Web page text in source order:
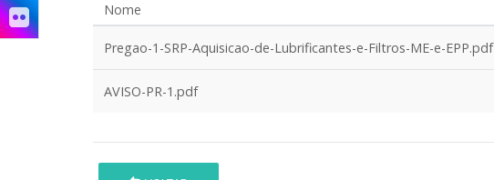
Nome
Pregao-1-SRP-Aquisicao-de-Lubrificantes-e-Filtros-ME-e-EPP.pdf
AVISO-PR-1.pdf